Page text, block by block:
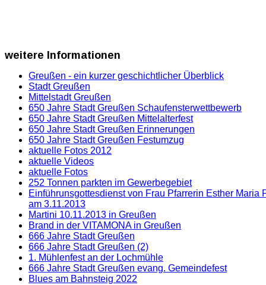
weitere Informationen
Greußen - ein kurzer geschichtlicher Überblick
Stadt Greußen
Mittelstadt Greußen
650 Jahre Stadt Greußen Schaufensterwettbewerb
650 Jahre Stadt Greußen Mittelalterfest
650 Jahre Stadt Greußen Erinnerungen
650 Jahre Stadt Greußen Festumzug
aktuelle Fotos 2012
aktuelle Videos
aktuelle Fotos
252 Tonnen parkten im Gewerbegebiet
Einführunsgottesdienst von Frau Pfarrerin Esther Maria
am 3.11.2013
Martini 10.11.2013 in Greußen
Brand in der VITAMONA in Greußen
666 Jahre Stadt Greußen
666 Jahre Stadt Greußen (2)
1. Mühlenfest an der Lochmühle
666 Jahre Stadt Greußen evang. Gemeindefest
Blues am Bahnsteig 2022